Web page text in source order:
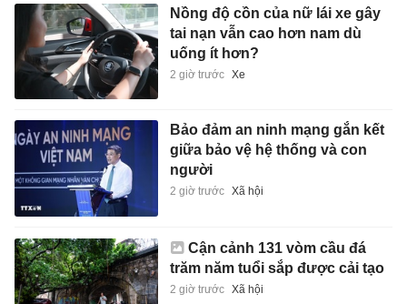
Nồng độ cồn của nữ lái xe gây
tai nạn vẫn cao hơn nam dù
uống ít hơn?
2 giờ trước Xe
Bảo đảm an ninh mạng gắn kết
giữa bảo vệ hệ thống và con
người
2 giờ trước Xã hội
Cận cảnh 131 vòm cầu đá
trăm năm tuổi sắp được cải tạo
2 giờ trước Xã hội